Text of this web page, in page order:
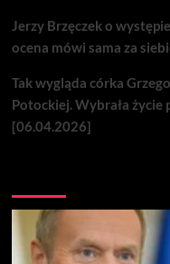
Jerzy Brzęczek o
ocena mówi sama za
Tak wygląda córka
Potockiej. Wybrała
[06.04.2026]